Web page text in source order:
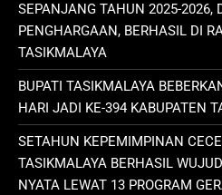
SEPANJANG TAHUN 2025-2026,
PENGHARGAAN, BERHASIL DI
TASIKMALAYA
BUPATI TASIKMALAYA
HARI JADI KE-394 KABUPATEN
SETAHUN KEPEMIMPINAN
TASIKMALAYA BERHASIL
NYATA LEWAT 13 PROGRAM